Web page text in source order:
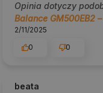
Opinia dotyczy
Balance GM500EB2
2/11/2025
0
0
beata